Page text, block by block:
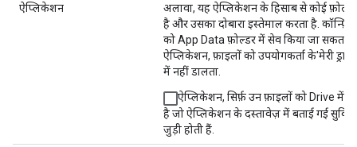
ऐप्लिकेशन
अलावा, यह ऐप्लिकेशन के हिसाब से कोई फ़ोल्डर
है और उसका दोबारा इस्तेमाल करता है.
को App Data फ़ोल्डर में सेव किया जा सकता
ऐप्लिकेशन, फ़ाइलों को उपयोगकर्ता के'मेरी
में नहीं डालता.
ऐप्लिकेशन, सिर्फ़ उन फ़ाइलों को Drive में
है जो ऐप्लिकेशन के दस्तावेज़ में बताई गई
जुड़ी होती हैं.